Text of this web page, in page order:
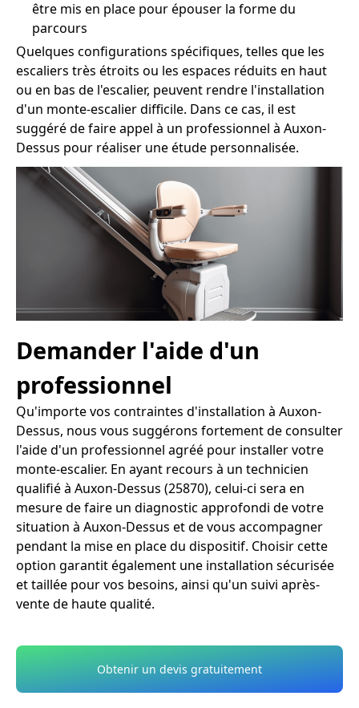
être mis en place pour épouser la forme du
parcours
Quelques configurations spécifiques, telles que les
escaliers très étroits ou les espaces réduits en haut
ou en bas de l'escalier, peuvent rendre l'installation
d'un monte-escalier difficile. Dans ce cas, il est
suggéré de faire appel à un professionnel à Auxon-
Dessus pour réaliser une étude personnalisée.
Demander l'aide d'un
professionnel
Qu'importe vos contraintes d'installation à Auxon-
Dessus, nous vous suggérons fortement de consulter
l'aide d'un professionnel agréé pour installer votre
monte-escalier. En ayant recours à un technicien
qualifié à Auxon-Dessus (25870), celui-ci sera en
mesure de faire un diagnostic approfondi de votre
situation à Auxon-Dessus et de vous accompagner
pendant la mise en place du dispositif. Choisir cette
option garantit également une installation sécurisée
et taillée pour vos besoins, ainsi qu'un suivi après-
vente de haute qualité.
Obtenir un devis gratuitement